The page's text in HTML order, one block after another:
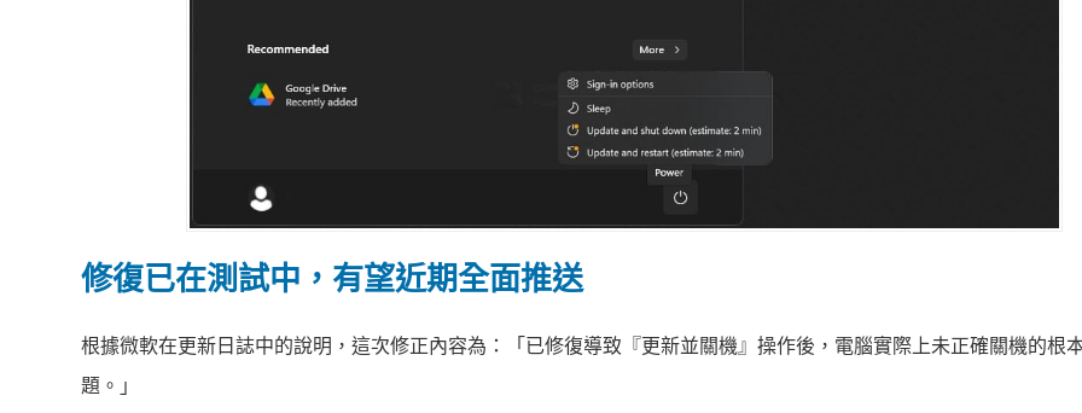
修復已在測試中，有望近期全面推送
根據微軟在更新日誌中的說明，這次修正內容為：「已修復導致『更新並關機』操作後，電腦實際上未正確關機的根
題。」